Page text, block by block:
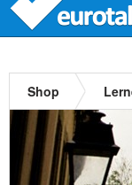
Shop